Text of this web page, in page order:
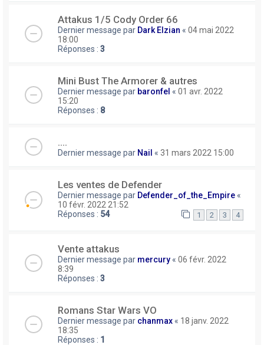
Attakus 1/5 Cody Order 66
Dernier message par Dark Elzian « 04 mai 2022
18:00
Réponses : 3
Mini Bust The Armorer & autres
Dernier message par baronfel « 01 avr. 2022
15:20
Réponses : 8
....
Dernier message par Nail « 31 mars 2022 15:00
Les ventes de Defender
Dernier message par Defender_of_the_Empire «
10 févr. 2022 21:52
Réponses : 54 1 2 3 4
Vente attakus
Dernier message par mercury « 06 févr. 2022
8:39
Réponses : 3
Romans Star Wars VO
Dernier message par chanmax « 18 janv. 2022
18:35
Réponses : 1